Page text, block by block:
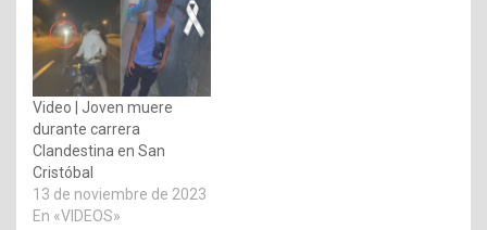
Video | Joven muere
durante carrera
Clandestina en San
Cristóbal
13 de noviembre de 2023
En «VIDEOS»